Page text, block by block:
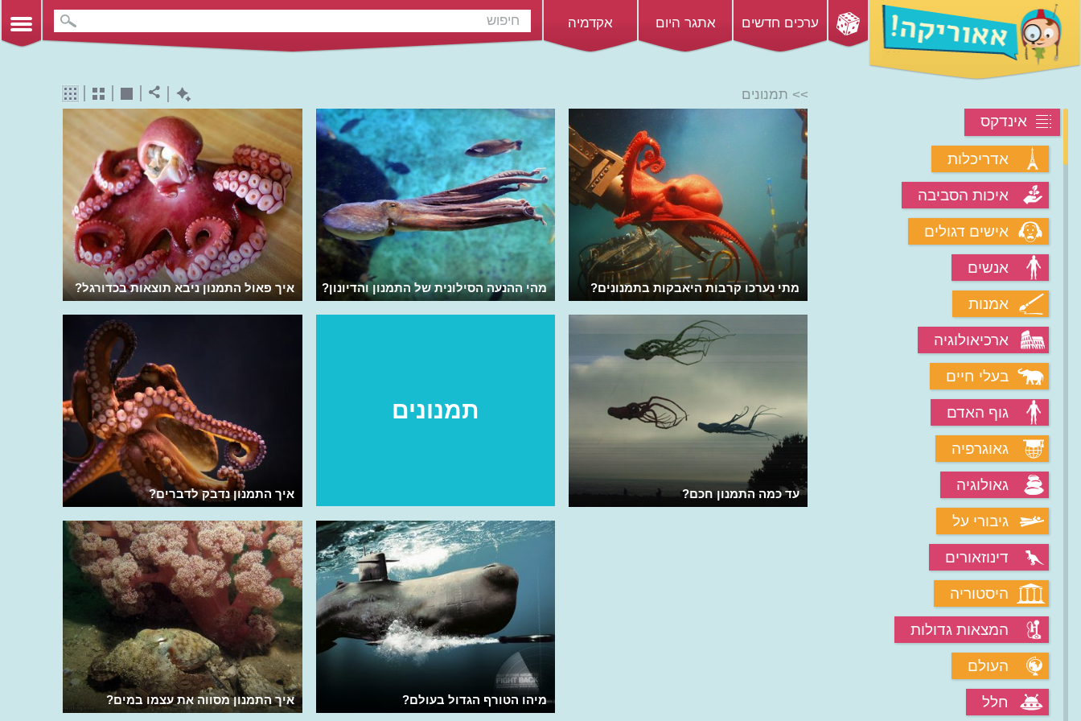
ערכים חדשים אתגר היום אקדמיה
אינדקס
אדריכלות
איכות הסביבה
אישים דגולים
אנשים
אמנות
ארכיאולוגיה
בעלי חיים
גוף האדם
גאוגרפיה
גאולוגיה
גיבורי על
דינוזאורים
היסטוריה
המצאות גדולות
העולם
חלל
>> תמנונים
איך פאול התמנון ניבא תוצאות בכדורגל? מהי ההנעה הסילונית של התמנון והדיונון? מתי נערכו קרבות היאבקות בתמנונים?
איך התמנון נדבק לדברים?
תמנונים
עד כמה התמנון חכם?
איך התמנון מסווה את עצמו במים? מיהו הטורף הגדול בעולם?